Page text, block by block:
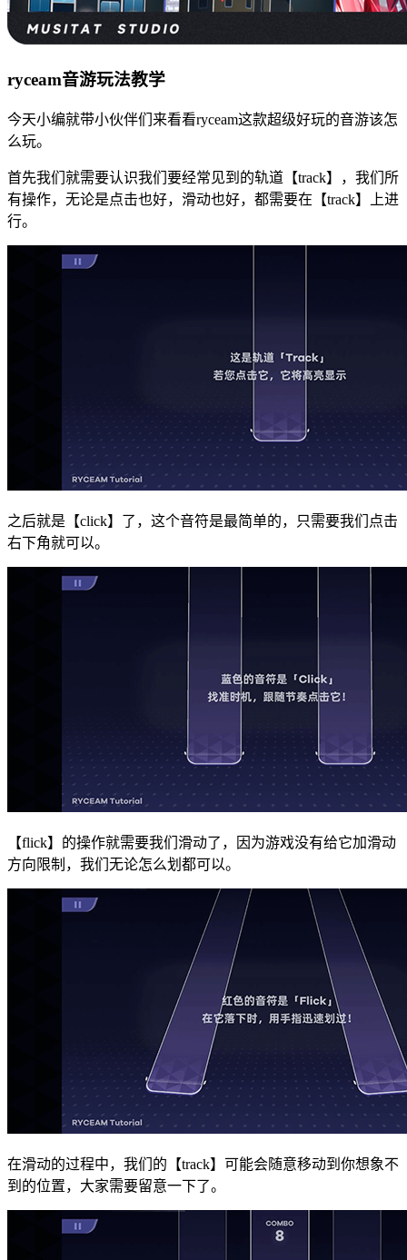
ryceam音游玩法教学
今天小编就带小伙伴们来看看ryceam这款超级好玩的音游该怎
么玩。
首先我们就需要认识我们要经常见到的轨道【track】，我们所
有操作，无论是点击也好，滑动也好，都需要在【track】上进
行。
之后就是【click】了，这个音符是最简单的，只需要我们点击
右下角就可以。
【flick】的操作就需要我们滑动了，因为游戏没有给它加滑动
方向限制，我们无论怎么划都可以。
在滑动的过程中，我们的【track】可能会随意移动到你想象不
到的位置，大家需要留意一下了。